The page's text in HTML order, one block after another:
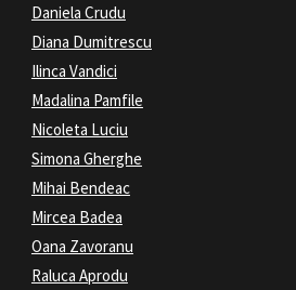
Daniela Crudu
Diana Dumitrescu
Ilinca Vandici
Madalina Pamfile
Nicoleta Luciu
Simona Gherghe
Mihai Bendeac
Mircea Badea
Oana Zavoranu
Raluca Aprodu